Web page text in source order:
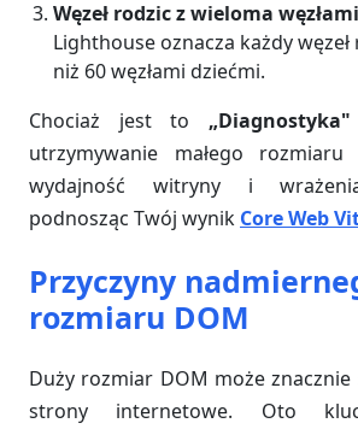
Węzeł rodzic z wieloma
Lighthouse oznacza każdy
niż 60 węzłami dziećmi.
Chociaż jest to „Diagnostyka"
utrzymywanie małego
wydajność witryny i
podnosząc Twój wynik Core Web
Przyczyny
rozmiaru DOM
Duży rozmiar DOM może
strony internetowe. Oto